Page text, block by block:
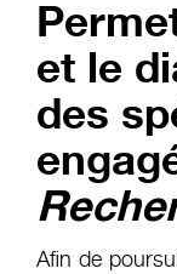
et le
des
Afin de